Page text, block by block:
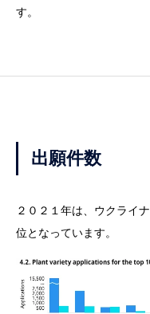
す。
出願件数
２０２１年は、ウクライ
位となっています。